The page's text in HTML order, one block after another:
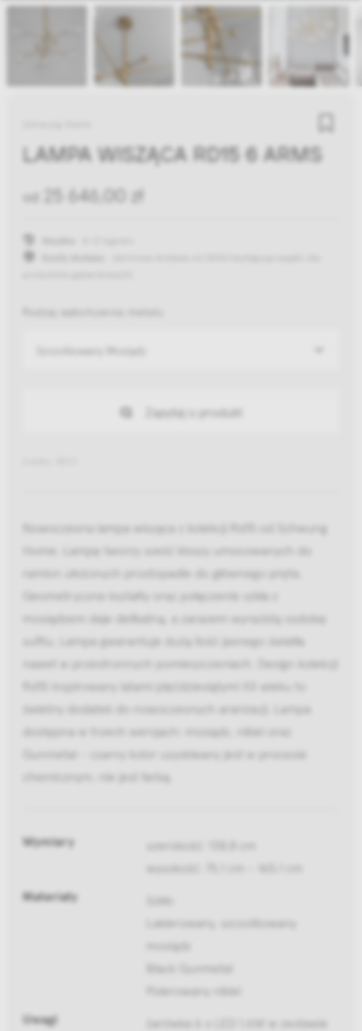
LAMPA WISZĄCA RD15 6 ARMS
od 25 646,00 zł
Rodzaj wykończenia metalu
Szczotkowany Mosiądz
Zapytaj o produkt
Nowoczesna lampa wisząca z kolekcji Rd15 od Schwung
Home. Lampę tworzy sześć kloszy umocowanych do
ramion ułożonych prostopadle do głównego pręta.
Geometryczne kształty oraz połączenie szkła z
mosiądzem daje delikatną, a zarazem wyrazistą ozdobę
sufitu. Lampa gwarantuje dużą ilość jasnego światła
nawet w przestronnych pomieszczeniach. Design kolekcji
Rd15 inspirowany latami pięćdziesiątymi XX wieku to
świetny dodatek do nowoczesnych aranżacji. Lampa
dostępna w trzech wersjach: mosiądz, nikiel oraz
Gunmetal - czarny kolor uzyskiwany jest w procesie
chemicznym, nie jest farbą.
Wymiary
szerokość: 138.8 cm
wysokość: 75.1 cm - 165.1 cm
Materiały
Szkło
Lakierowany, szczotkowany
mosiądz
Black Gunmetal
Polerowany nikiel
Uwagi
żarówka 6 x LED 1.6W w zestawie